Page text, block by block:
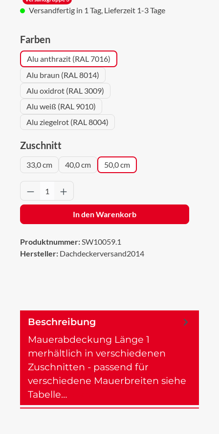
Versandfertig in 1 Tag, Lieferzeit 1-3 Tage
Farbenauswählen
Alu anthrazit (RAL 7016)
Alu braun (RAL 8014)
Alu oxidrot (RAL 3009)
Alu weiß (RAL 9010)
Alu ziegelrot (RAL 8004)
Zuschnitt
33,0 cm 40,0 cm 50,0 cm
Produkt Anzahl: Gib den gewünschten
In den Warenkorb
Produktnummer:SW10059.1
Hersteller: Dachdeckerversand2014
Beschreibung
Mauerabdeckung Länge 1
merhältlich in verschiedenen
Zuschnitten - passend für
verschiedene Mauerbreiten siehe
Tabelle…